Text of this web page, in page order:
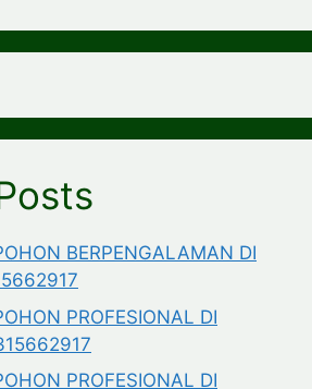
BERPENGALAMAN DI
PROFESIONAL DI
PROFESIONAL DI